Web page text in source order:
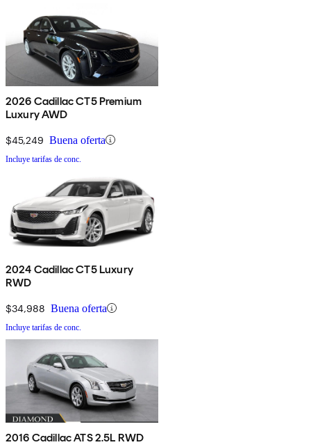
2026 Cadillac CT5 Premium
Luxury AWD
$45,249 Buena oferta
Incluye tarifas de conc.
2024 Cadillac CT5 Luxury
RWD
$34,988 Buena oferta
Incluye tarifas de conc.
2016 Cadillac ATS 2.5L RWD